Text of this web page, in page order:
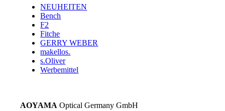
NEUHEITEN
Bench
F2
Fitche
GERRY WEBER
makellos.
s.Oliver
Werbemittel
AOYAMA Optical Germany GmbH